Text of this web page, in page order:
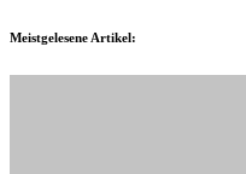
Meistgelesene Artikel: